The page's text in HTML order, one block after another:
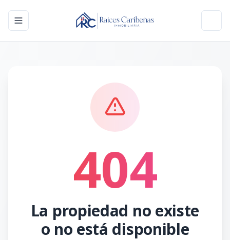
Toggle navigation menu
404
La propiedad no existe
o no está disponible